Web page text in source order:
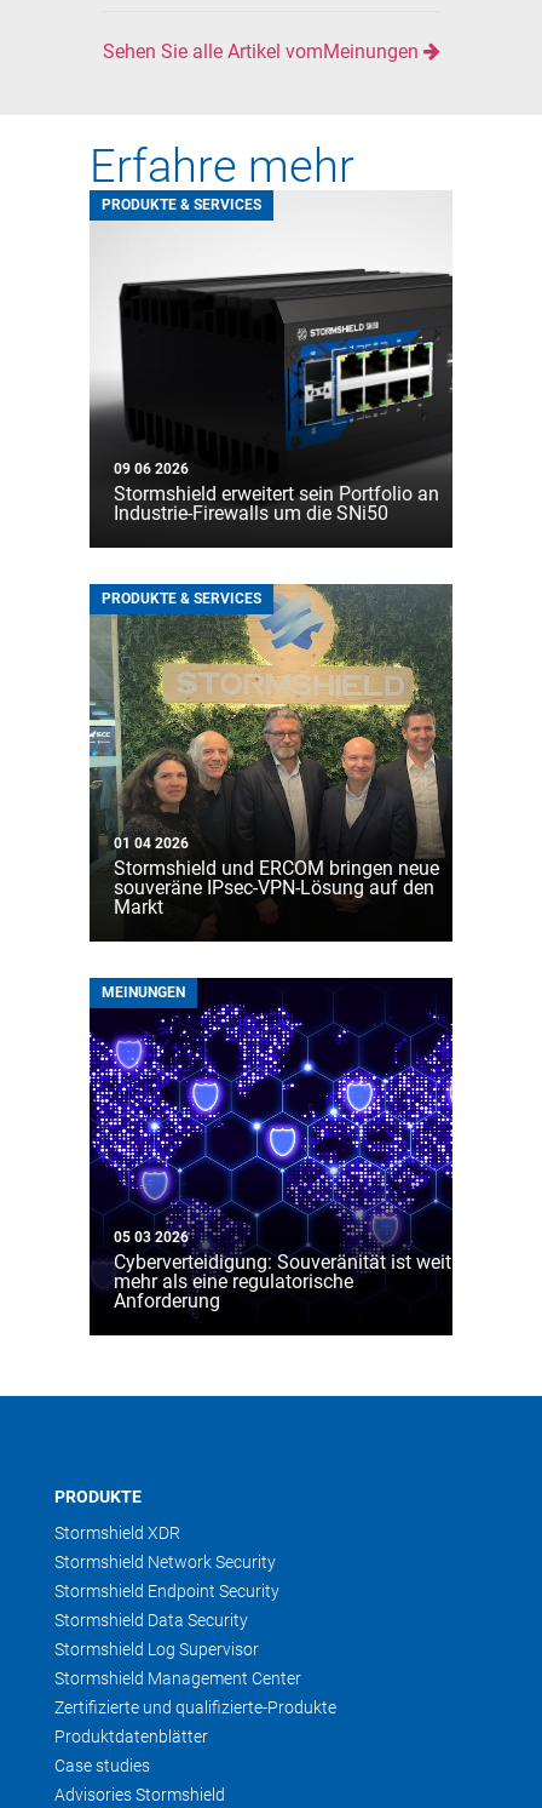
Sehen Sie alle Artikel vomMeinungen
Erfahre mehr
PRODUKTE & SERVICES
09 06 2026
Stormshield erweitert sein Portfolio an
Industrie-Firewalls um die SNi50
PRODUKTE & SERVICES
01 04 2026
Stormshield und ERCOM bringen neue
souveräne IPsec-VPN-Lösung auf den
Markt
MEINUNGEN
05 03 2026
Cyberverteidigung: Souveränität ist weit
mehr als eine regulatorische
Anforderung
PRODUKTE
Stormshield XDR
Stormshield Network Security
Stormshield Endpoint Security
Stormshield Data Security
Stormshield Log Supervisor
Stormshield Management Center
Zertifizierte und qualifizierte-Produkte
Produktdatenblätter
Case studies
Advisories Stormshield